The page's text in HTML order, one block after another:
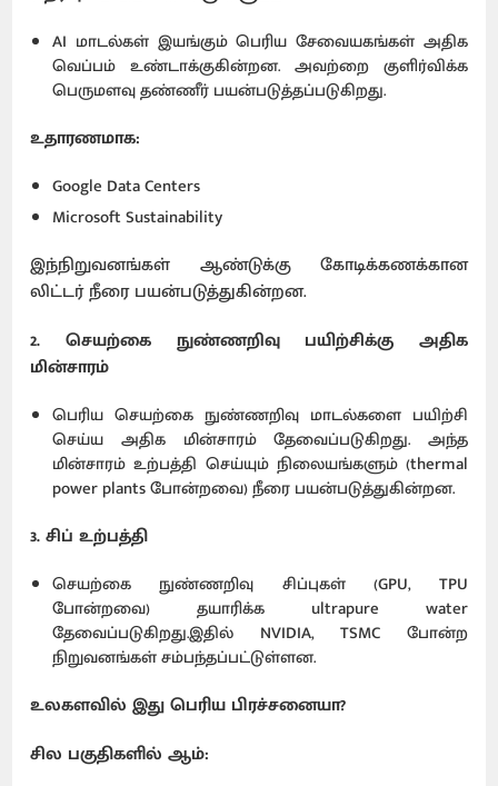
AI மாடல்கள் இயங்கும் பெரிய சேவையகங்கள் அதிக
வெப்பம் உண்டாக்குகின்றன. அவற்றை குளிர்விக்க
பெருமளவு தண்ணீர் பயன்படுத்தப்படுகிறது.
உதாரணமாக:
Google Data Centers
Microsoft Sustainability
இந்நிறுவனங்கள் ஆண்டுக்கு கோடிக்கணக்கான
லிட்டர் நீரை பயன்படுத்துகின்றன.
2. செயற்கை நுண்ணறிவு பயிற்சிக்கு அதிக
மின்சாரம்
பெரிய செயற்கை நுண்ணறிவு மாடல்களை பயிற்சி
செய்ய அதிக மின்சாரம் தேவைப்படுகிறது. அந்த
மின்சாரம் உற்பத்தி செய்யும் நிலையங்களும் (thermal
power plants போன்றவை) நீரை பயன்படுத்துகின்றன.
3. சிப் உற்பத்தி
செயற்கை நுண்ணறிவு சிப்புகள் (GPU, TPU
போன்றவை) தயாரிக்க ultrapure water
தேவைப்படுகிறது.இதில் NVIDIA, TSMC போன்ற
நிறுவனங்கள் சம்பந்தப்பட்டுள்ளன.
உலகளவில் இது பெரிய பிரச்சனையா?
சில பகுதிகளில் ஆம்: